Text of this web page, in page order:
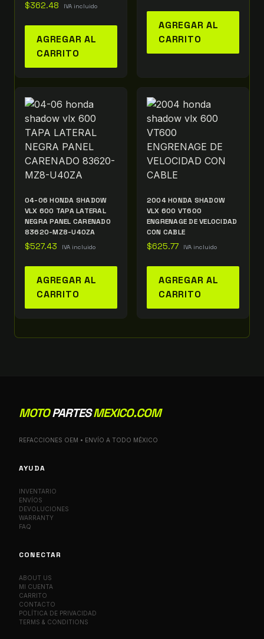
$362.48 IVA incluido
AGREGAR AL
CARRITO
AGREGAR AL
CARRITO
04-06 HONDA SHADOW
VLX 600 TAPA LATERAL
NEGRA PANEL CARENADO
83620-MZ8-U40ZA
$527.43 IVA incluido
AGREGAR AL
CARRITO
2004 HONDA SHADOW
VLX 600 VT600
ENGRENAGE DE VELOCIDAD
CON CABLE
$625.77 IVA incluido
AGREGAR AL
CARRITO
MOTOPARTESMEXICO.COM
REFACCIONES OEM • ENVÍO A TODO MÉXICO
AYUDA
INVENTARIO
ENVÍOS
DEVOLUCIONES
WARRANTY
FAQ
CONECTAR
ABOUT US
MI CUENTA
CARRITO
CONTACTO
POLÍTICA DE PRIVACIDAD
TERMS & CONDITIONS